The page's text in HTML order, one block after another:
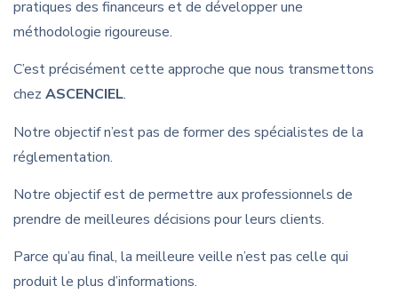
pratiques des financeurs et de développer une
méthodologie rigoureuse.
C’est précisément cette approche que nous transmettons
chez ASCENCIEL.
Notre objectif n’est pas de former des spécialistes de la
réglementation.
Notre objectif est de permettre aux professionnels de
prendre de meilleures décisions pour leurs clients.
Parce qu’au final, la meilleure veille n’est pas celle qui
produit le plus d’informations.